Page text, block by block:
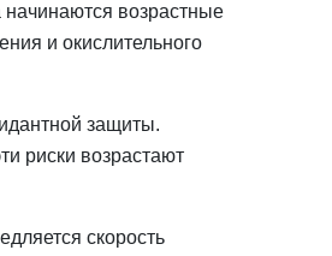
начинаются возрастные
и окислительного
защиты.
риски возрастают
скорость